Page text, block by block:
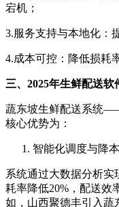
宕机；
3.服务支持与本地化：
4.成本可控：降低损耗
三、2025年生鲜配送
蔬东坡生鲜配送系统
核心优势为：
智能化调度与降本
系统通过大数据分析实
耗率降低20%，配送效
如，山西聚德丰引入蔬